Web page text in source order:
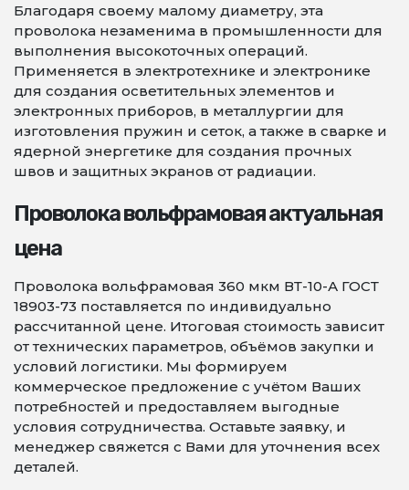
Благодаря своему малому диаметру, эта
проволока незаменима в промышленности для
выполнения высокоточных операций.
Применяется в электротехнике и электронике
для создания осветительных элементов и
электронных приборов, в металлургии для
изготовления пружин и сеток, а также в сварке и
ядерной энергетике для создания прочных
швов и защитных экранов от радиации.
Проволока вольфрамовая актуальная
цена
Проволока вольфрамовая 360 мкм ВТ-10-А ГОСТ
18903-73 поставляется по индивидуально
рассчитанной цене. Итоговая стоимость зависит
от технических параметров, объёмов закупки и
условий логистики. Мы формируем
коммерческое предложение с учётом Ваших
потребностей и предоставляем выгодные
условия сотрудничества. Оставьте заявку, и
менеджер свяжется с Вами для уточнения всех
деталей.